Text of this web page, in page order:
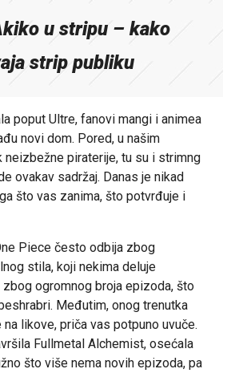
u stripu – kako
strip publiku
poput Ultre, fanovi mangi i animea
novi dom. Pored, u našim
neizbežne piraterije, tu su i strimng
ovakav sadržaj. Danas je nikad
što vas zanima, što potvrđuje i
Piece često odbija zbog
stila, koji nekima deluje
ogromnog broja epizoda, što
Međutim, onog trenutka
likove, priča vas potpuno uvuče.
Fullmetal Alchemist, osećala
što više nema novih epizoda, pa